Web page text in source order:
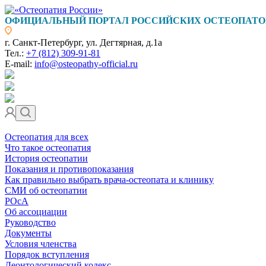
ОФИЦИАЛЬНЫЙ ПОРТАЛ РОССИЙСКИХ
г. Санкт-Петербург, ул. Дегтярная, д.1а
Тел.: +7 (812) 309-91-81
E-mail: info@osteopathy-official.ru
Остеопатия для всех
Что такое остеопатия
История остеопатии
Показания и противопоказания
Как правильно выбрать врача-остеопата и клинику
СМИ об остеопатии
РОсА
Об ассоциации
Руководство
Документы
Условия членства
Порядок вступления